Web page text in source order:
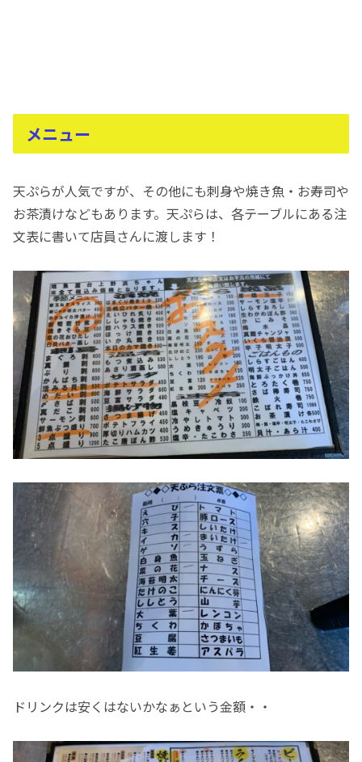
メニュー
天ぷらが人気ですが、その他にも刺身や焼き魚・お寿司や
お茶漬けなどもあります。天ぷらは、各テーブルにある注
文表に書いて店員さんに渡します！
ドリンクは安くはないかなぁという金額・・